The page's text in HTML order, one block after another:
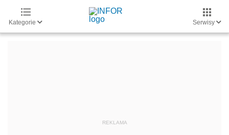
Kategorie Serwisy